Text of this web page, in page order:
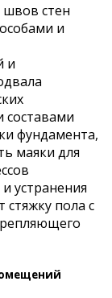
стен
и
и
составами
фундамента,
маяки для
устранения
пола с